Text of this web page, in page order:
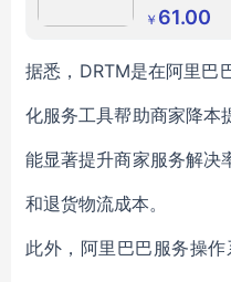
￥ 61.00
据悉，DRTM是在阿里巴
化服务工具帮助商家降本
能显著提升商家服务解决
和退货物流成本。
此外，阿里巴巴服务操